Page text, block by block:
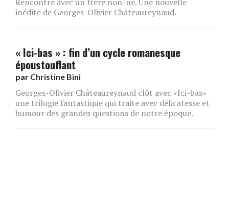
inédite de Georges-Olivier Châteaureynaud.
« Ici-bas » : fin d’un cycle romanesque
époustouflant
par Christine Bini
Georges-Olivier Châteaureynaud clôt avec «Ici-bas»
une trilogie fantastique qui traite avec délicatesse et
humour des grandes questions de notre époque.